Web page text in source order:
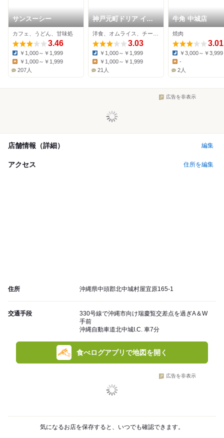
サンスーシー
カフェ、うどん、甘味処
3.46
Dinner:
￥1,000～￥1,999
￥1,000～￥1,999
207人
神戸元町ドリア イオ
ンモール沖縄ライカム
店
3.03
Dinner:
￥1,000～￥1,999
Lunch:
￥1,000～￥1,999
21人
牛角 中城店
焼肉
3.01
Dinner:
￥3,000～￥3,999
Lunch:
-
2人
広告を非表示
店舗情報（詳細） 編集
アクセス 住所を編集
住所 沖縄県中頭郡北中城村屋宜原165-1
交通手段
330号線で沖縄市向け瑞慶覧交差点を過ぎA＆W
手前
沖縄自動車道北中城I.C. 車7分
食べログアプリで地図を開く
広告を非表示
気になるお店を保存すると、いつでも確認できます。